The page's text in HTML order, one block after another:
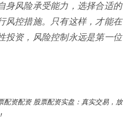
身风险承受能力，选择合适的
风控措施。只有这样，才能在
投资，风险控制永远是第一位
配资配资 股票配资实盘：真实交易，放